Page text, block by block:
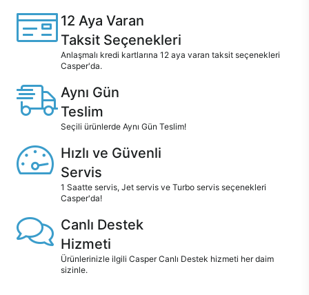
12 Aya Varan
Taksit Seçenekleri
Anlaşmalı kredi kartlarına 12 aya varan taksit seçenekleri
Casper'da.
Aynı Gün
Teslim
Seçili ürünlerde Aynı Gün Teslim!
Hızlı ve Güvenli
Servis
1 Saatte servis, Jet servis ve Turbo servis seçenekleri
Casper'da!
Canlı Destek
Hizmeti
Ürünlerinizle ilgili Casper Canlı Destek hizmeti her daim
sizinle.